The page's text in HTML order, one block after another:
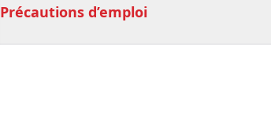
Précautions d’emploi